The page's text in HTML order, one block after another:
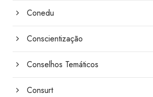
Conedu
Conscientização
Conselhos Temáticos
Consurt